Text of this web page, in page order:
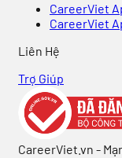
CareerViet
CareerViet
Liên Hệ
Trợ Giúp
CareerViet.vn -